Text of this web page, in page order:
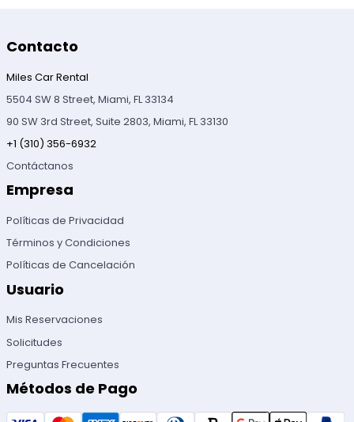
Contacto
Miles Car Rental
5504 SW 8 Street, Miami, FL 33134
90 SW 3rd Street, Suite 2803, Miami, FL 33130
+1 (310) 356-6932
Contáctanos
Empresa
Políticas de Privacidad
Términos y Condiciones
Políticas de Cancelación
Usuario
Mis Reservaciones
Solicitudes
Preguntas Frecuentes
Métodos de Pago